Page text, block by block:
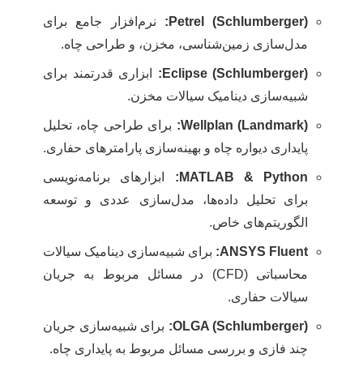
Petrel (Schlumberger):
نرم‌افزار جامع برای
مدل‌سازی زمین‌شناسی، مخزن، و طراحی چاه.
Eclipse (Schlumberger):
ابزاری قدرتمند برای
شبیه‌سازی دینامیک سیالات مخزن.
Wellplan (Landmark):
برای طراحی چاه، تحلیل
پایداری دیواره چاه و بهینه‌سازی پارامترهای حفاری.
MATLAB & Python:
ابزارهای برنامه‌نویسی
برای تحلیل داده‌ها، مدل‌سازی عددی و توسعه
الگوریتم‌های خاص.
ANSYS Fluent:
برای شبیه‌سازی دینامیک سیالات
محاسباتی (CFD) در مسائل مربوط به جریان
سیالات حفاری.
OLGA (Schlumberger):
برای شبیه‌سازی جریان
چند فازی و بررسی مسائل مربوط به پایداری چاه.